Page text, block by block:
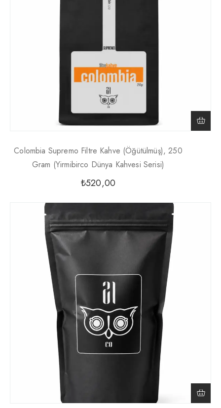
Colombia Supremo Filtre Kahve (Öğütülmüş), 250
Gram (Yirmibirco Dünya Kahvesi Serisi)
₺520,00